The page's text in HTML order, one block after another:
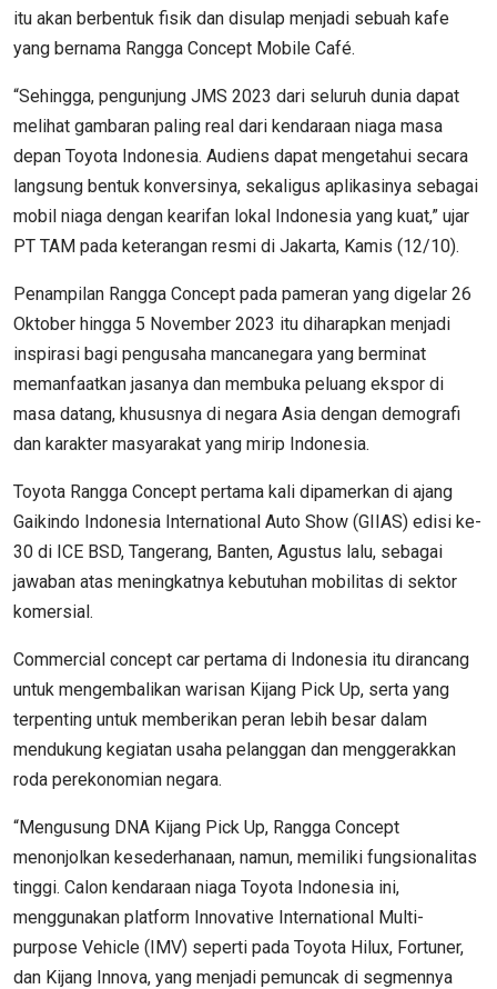
itu akan berbentuk fisik dan disulap menjadi sebuah kafe
yang bernama Rangga Concept Mobile Café.
“Sehingga, pengunjung JMS 2023 dari seluruh dunia dapat
melihat gambaran paling real dari kendaraan niaga masa
depan Toyota Indonesia. Audiens dapat mengetahui secara
langsung bentuk konversinya, sekaligus aplikasinya sebagai
mobil niaga dengan kearifan lokal Indonesia yang kuat,” ujar
PT TAM pada keterangan resmi di Jakarta, Kamis (12/10).
Penampilan Rangga Concept pada pameran yang digelar 26
Oktober hingga 5 November 2023 itu diharapkan menjadi
inspirasi bagi pengusaha mancanegara yang berminat
memanfaatkan jasanya dan membuka peluang ekspor di
masa datang, khususnya di negara Asia dengan demografi
dan karakter masyarakat yang mirip Indonesia.
Toyota Rangga Concept pertama kali dipamerkan di ajang
Gaikindo Indonesia International Auto Show (GIIAS) edisi ke-
30 di ICE BSD, Tangerang, Banten, Agustus lalu, sebagai
jawaban atas meningkatnya kebutuhan mobilitas di sektor
komersial.
Commercial concept car pertama di Indonesia itu dirancang
untuk mengembalikan warisan Kijang Pick Up, serta yang
terpenting untuk memberikan peran lebih besar dalam
mendukung kegiatan usaha pelanggan dan menggerakkan
roda perekonomian negara.
“Mengusung DNA Kijang Pick Up, Rangga Concept
menonjolkan kesederhanaan, namun, memiliki fungsionalitas
tinggi. Calon kendaraan niaga Toyota Indonesia ini,
menggunakan platform Innovative International Multi-
purpose Vehicle (IMV) seperti pada Toyota Hilux, Fortuner,
dan Kijang Innova, yang menjadi pemuncak di segmennya